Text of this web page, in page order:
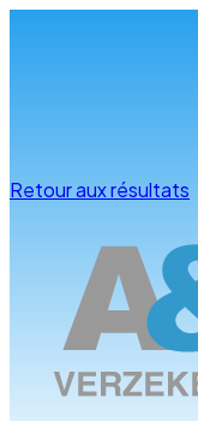
Retour aux résultats